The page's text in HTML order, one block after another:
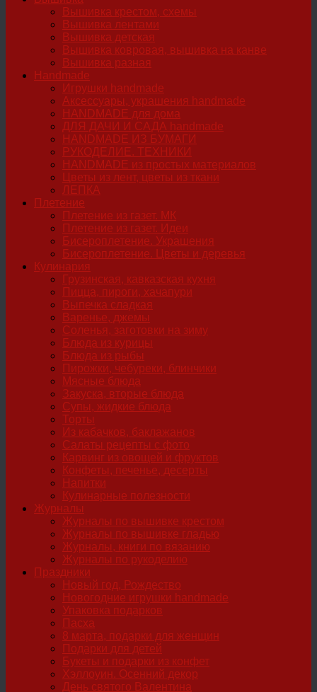
Вышивка крестом, схемы
Вышивка лентами
Вышивка детская
Вышивка ковровая, вышивка на канве
Вышивка разная
Handmade
Игрушки handmade
Аксессуары, украшения handmade
HANDMADE для дома
ДЛЯ ДАЧИ И САДА handmade
HANDMADE ИЗ БУМАГИ
РУКОДЕЛИЕ. ТЕХНИКИ
HANDMADE из простых материалов
Цветы из лент, цветы из ткани
ЛЕПКА
Плетение
Плетение из газет. МК
Плетение из газет. Идеи
Бисероплетение. Украшения
Бисероплетение. Цветы и деревья
Кулинария
Грузинская, кавказская кухня
Пицца, пироги, хачапури
Выпечка сладкая
Варенье, джемы
Соленья, заготовки на зиму
Блюда из курицы
Блюда из рыбы
Пирожки, чебуреки, блинчики
Мясные блюда
Закуска, вторые блюда
Супы, жидкие блюда
Торты
Из кабачков, баклажанов
Салаты рецепты с фото
Карвинг из овощей и фруктов
Конфеты, печенье, десерты
Напитки
Кулинарные полезности
Журналы
Журналы по вышивке крестом
Журналы по вышивке гладью
Журналы, книги по вязанию
Журналы по рукоделию
Праздники
Новый год, Рождество
Новогодние игрушки handmade
Упаковка подарков
Пасха
8 марта, подарки для женщин
Подарки для детей
Букеты и подарки из конфет
Хэллоуин. Осенний декор
День святого Валентина